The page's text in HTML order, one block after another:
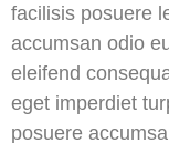
facilisis posuere
accumsan odio
eleifend
eget imperdiet
posuere